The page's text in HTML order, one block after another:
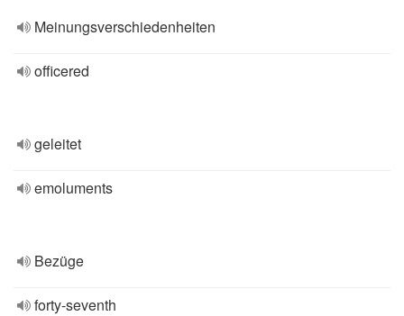
Meinungsverschiedenheiten
officered
geleitet
emoluments
Bezüge
forty-seventh